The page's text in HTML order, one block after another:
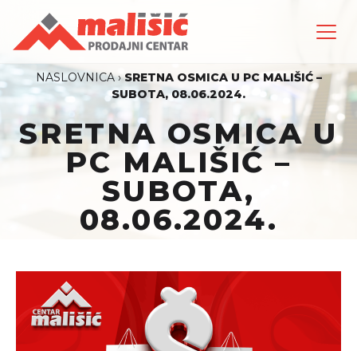
NASLOVNICA›SRETNA OSMICA U PC MALIŠIĆ –
SUBOTA, 08.06.2024.
SRETNA OSMICA U
PC MALIŠIĆ –
SUBOTA,
08.06.2024.